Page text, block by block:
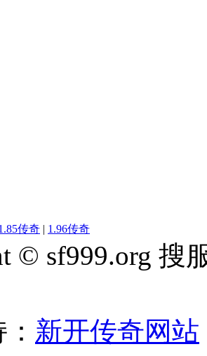
传奇 | 1.96传奇
© sf999.org 搜
新开传奇网站